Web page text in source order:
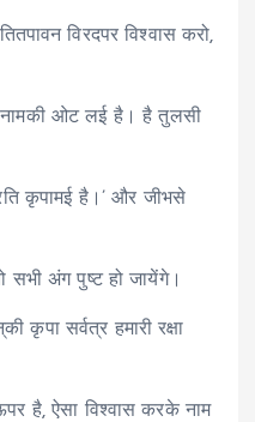
विरदपर विश्वास करो,
ओट लई है। है तुलसी
कृपामई है।’ और जीभसे
सभी अंग पुष्ट हो जायेंगे।
कृपा सर्वत्र हमारी रक्षा
है, ऐसा विश्वास करके नाम